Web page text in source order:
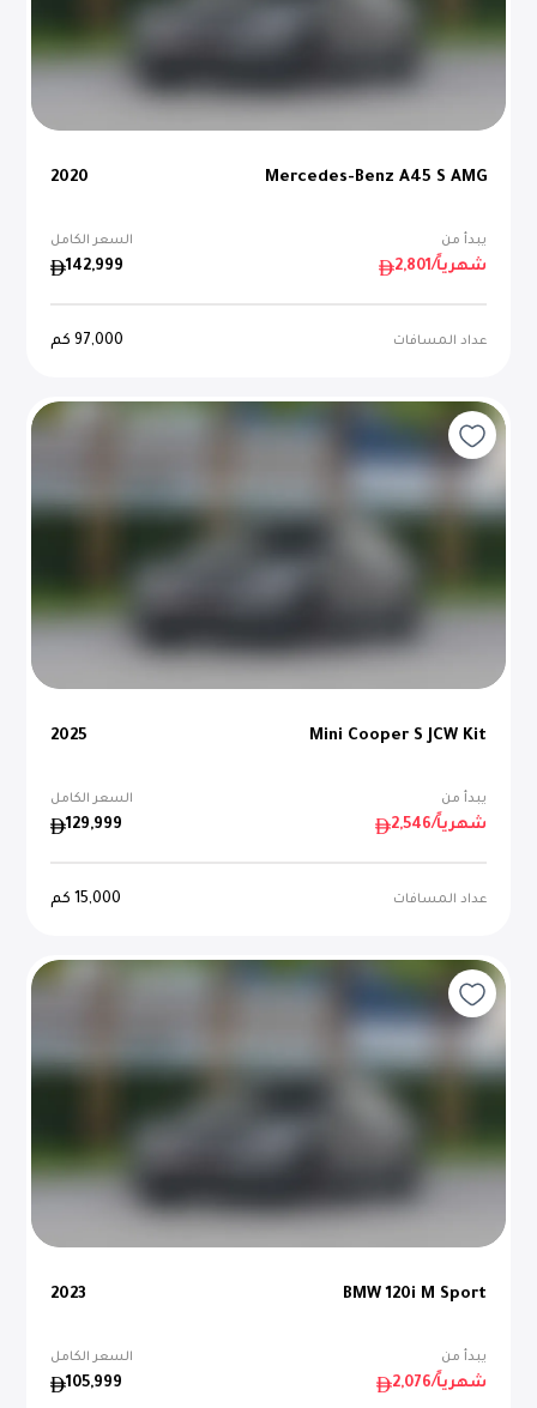
Mercedes-Benz A45 S AMG
2020
يبدأ من السعر الكامل
2,801 /شهرياً 142,999
عداد المسافات 97,000 كم
Mini Cooper S JCW Kit
2025
يبدأ من السعر الكامل
2,546 /شهرياً 129,999
عداد المسافات 15,000 كم
BMW 120i M Sport
2023
يبدأ من السعر الكامل
2,076 /شهرياً 105,999